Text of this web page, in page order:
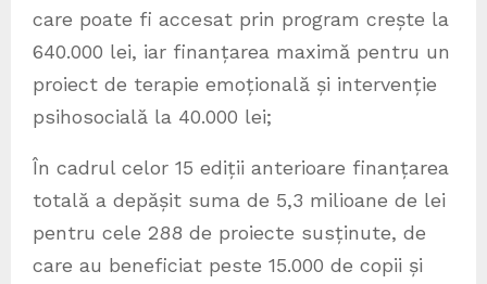
care poate fi accesat prin program crește la
640.000 lei, iar finanțarea maximă pentru un
proiect de terapie emoțională și intervenție
psihosocială la 40.000 lei;
În cadrul celor 15 ediții anterioare finanțarea
totală a depășit suma de 5,3 milioane de lei
pentru cele 288 de proiecte susținute, de
care au beneficiat peste 15.000 de copii și